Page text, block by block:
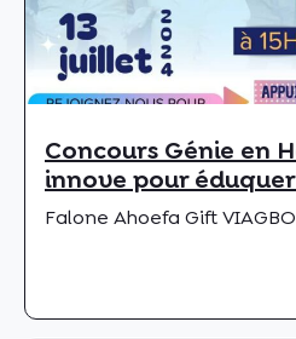
Concours Génie en
innove pour
Falone Ahoefa Gift VIAGBO